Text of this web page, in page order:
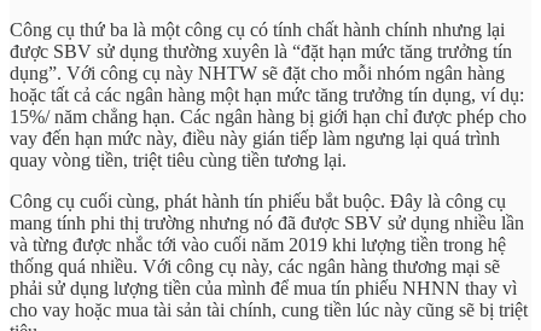
Công cụ thứ ba là một công cụ có tính chất hành chính nhưng lại
được SBV sử dụng thường xuyên là “đặt hạn mức tăng trưởng tín
dụng”. Với công cụ này NHTW sẽ đặt cho mỗi nhóm ngân hàng
hoặc tất cả các ngân hàng một hạn mức tăng trưởng tín dụng, ví dụ:
15%/ năm chẳng hạn. Các ngân hàng bị giới hạn chỉ được phép cho
vay đến hạn mức này, điều này gián tiếp làm ngưng lại quá trình
quay vòng tiền, triệt tiêu cùng tiền tương lại.
Công cụ cuối cùng, phát hành tín phiếu bắt buộc. Đây là công cụ
mang tính phi thị trường nhưng nó đã được SBV sử dụng nhiều lần
và từng được nhắc tới vào cuối năm 2019 khi lượng tiền trong hệ
thống quá nhiều. Với công cụ này, các ngân hàng thương mại sẽ
phải sử dụng lượng tiền của mình để mua tín phiếu NHNN thay vì
cho vay hoặc mua tài sản tài chính, cung tiền lúc này cũng sẽ bị triệt